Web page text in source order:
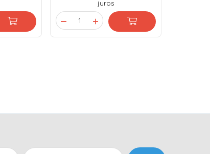
juros